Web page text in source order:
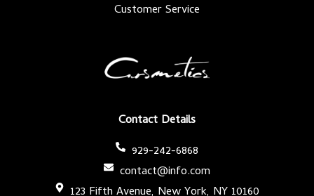
Contact Details
929-242-6868
contact@info.com
Customer Service